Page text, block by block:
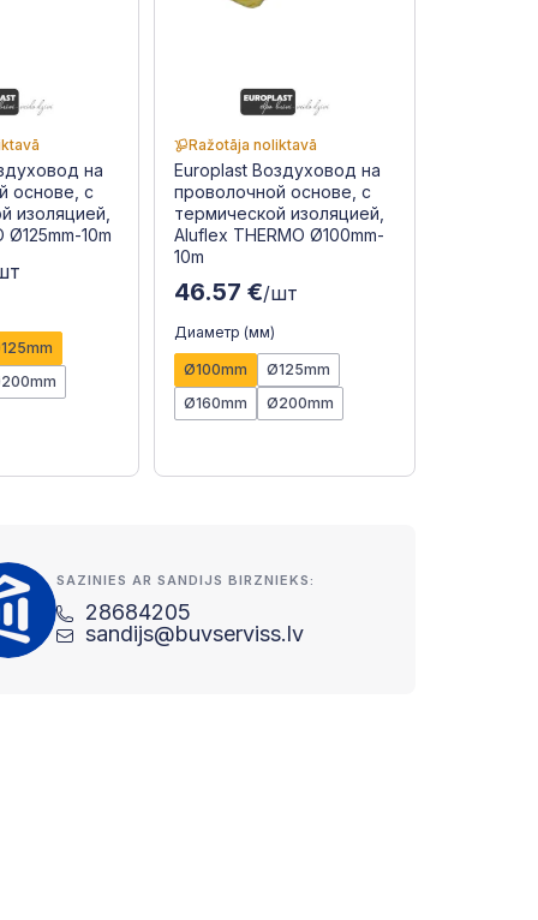
на
основе, с
изоляцией,
Ø125mm-10m
Ražotāja noliktavā
Europlast Воздуховод на
проволочной основе, с
термической изоляцией,
Aluflex THERMO Ø100mm-
10m
46.57 €/шт
Диаметр (мм)
Ø100mm
Ø125mm
Ø160mm
Ø200mm
SAZINIES AR SANDIJS BIRZNIEKS:
28684205
sandijs@buvserviss.lv